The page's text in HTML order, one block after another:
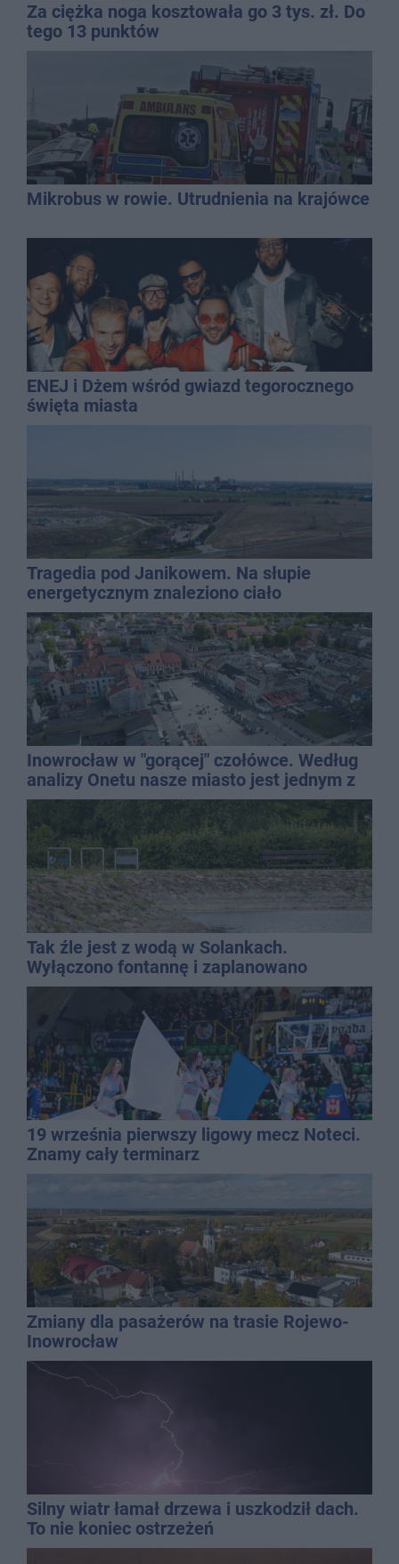
Za ciężka noga kosztowała go 3 tys. zł. Do
tego 13 punktów
Mikrobus w rowie. Utrudnienia na krajówce
ENEJ i Dżem wśród gwiazd tegorocznego
święta miasta
Tragedia pod Janikowem. Na słupie
energetycznym znaleziono ciało
mężczyzny
Inowrocław w "gorącej" czołówce. Według
analizy Onetu nasze miasto jest jednym z
najbardziej narażonych na upały
Tak źle jest z wodą w Solankach.
Wyłączono fontannę i zaplanowano
dolewkę
19 września pierwszy ligowy mecz Noteci.
Znamy cały terminarz
Zmiany dla pasażerów na trasie Rojewo-
Inowrocław
Silny wiatr łamał drzewa i uszkodził dach.
To nie koniec ostrzeżeń